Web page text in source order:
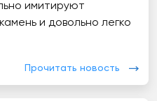
имитируют
и довольно легко
Прочитать новость